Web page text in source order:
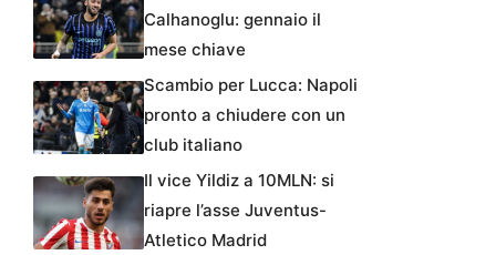
Calhanoglu: gennaio il
mese chiave
Scambio per Lucca: Napoli
pronto a chiudere con un
club italiano
Il vice Yildiz a 10MLN: si
riapre l’asse Juventus-
Atletico Madrid